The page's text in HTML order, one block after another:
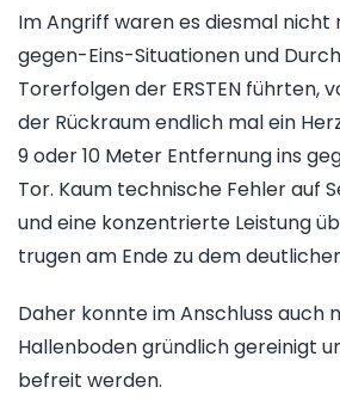
Im Angriff waren es diesmal nicht
gegen-Eins-Situationen und
Torerfolgen der ERSTEN führten,
der Rückraum endlich mal ein
9 oder 10 Meter Entfernung ins
Tor. Kaum technische Fehler auf
und eine konzentrierte Leistung
trugen am Ende zu dem
Daher konnte im Anschluss auch
Hallenboden gründlich gereinigt
befreit werden.